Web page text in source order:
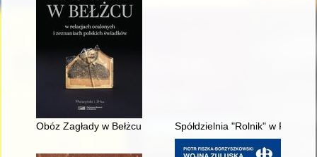
Obóz Zagłady w Bełżcu : w relacjach ocalonych i zeznaniach
Spółdzielnia "Rolnik" w